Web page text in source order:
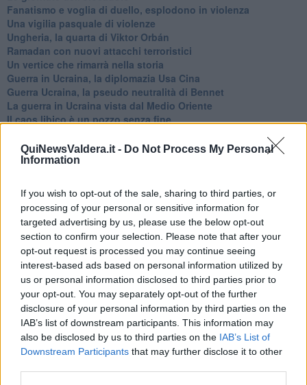
QuiNewsValdera.it - Do Not Process My Personal
Information
If you wish to opt-out of the sale, sharing to third parties, or
processing of your personal or sensitive information for
targeted advertising by us, please use the below opt-out
section to confirm your selection. Please note that after your
opt-out request is processed you may continue seeing
interest-based ads based on personal information utilized by
us or personal information disclosed to third parties prior to
your opt-out. You may separately opt-out of the further
disclosure of your personal information by third parties on the
IAB’s list of downstream participants. This information may
also be disclosed by us to third parties on the IAB’s List of
Downstream Participants that may further disclose it to other
Fanatismo e voglia di duello, esplodono in violenza
Una vigilia pasquale di violenze
Ungheria, la quarta di Viktor Orbán
Ramadan con nuovi attacchi terroristici
Un vertice che rimarrà nella storia
Guerra in Ucraina, la diplomazia Usa Cina
Guerra Ucraina, la pseudo neutralità di Bennet
La guerra in Ucraina vista dal Medio Oriente
​Il caos libico è un pozzo senza fine
Crisi Corona, crisi Johnson, problemi post Brexit
Capitol Hill un anno dopo
Natale da incubo per Boris Johnson
La questione Ucraina
Cipro, un ponte dove si mischiano le culture
Una vigilia di Natale per un nuovo Rais
La questione israelo-palestinese ignorata dal G20
Erdogan continua a sfidare l'Occidente
Libano, collasso economico e guerra civile
Johnson, da Trump a Biden alla Brexit
L'AUKUS e il Quad
Biden, primo presidente USA non in guerra
Papa Bergoglio vedrà Viktor Orbán
Bennet, un giorno in attesa di Biden
Il ritorno dei talebani